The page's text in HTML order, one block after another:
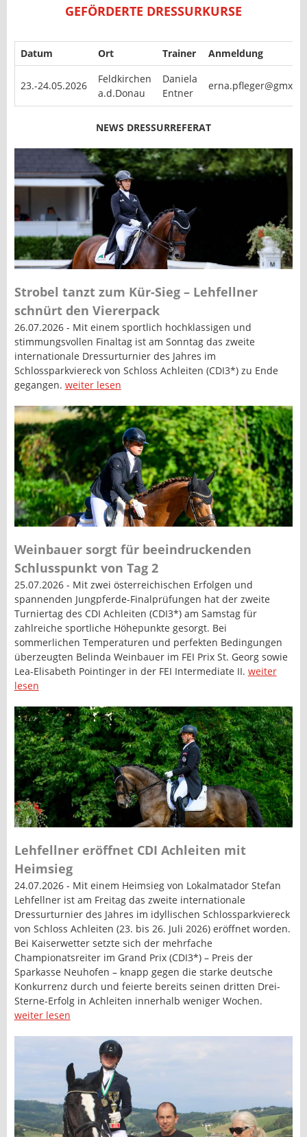
GEFÖRDERTE DRESSURKURSE
Datum Ort Trainer Anmeldung
23.-24.05.2026
Feldkirchen
a.d.Donau
Daniela
Entner
erna.pfleger@gmx.at
NEWS DRESSURREFERAT
Strobel tanzt zum Kür-Sieg – Lehfellner
schnürt den Viererpack
26.07.2026 - Mit einem sportlich hochklassigen und
stimmungsvollen Finaltag ist am Sonntag das zweite
internationale Dressurturnier des Jahres im
Schlossparkviereck von Schloss Achleiten (CDI3*) zu Ende
gegangen. weiter lesen
Weinbauer sorgt für beeindruckenden
Schlusspunkt von Tag 2
25.07.2026 - Mit zwei österreichischen Erfolgen und
spannenden Jungpferde-Finalprüfungen hat der zweite
Turniertag des CDI Achleiten (CDI3*) am Samstag für
zahlreiche sportliche Höhepunkte gesorgt. Bei
sommerlichen Temperaturen und perfekten Bedingungen
überzeugten Belinda Weinbauer im FEI Prix St. Georg sowie
Lea-Elisabeth Pointinger in der FEI Intermediate II. weiter
lesen
Lehfellner eröffnet CDI Achleiten mit
Heimsieg
24.07.2026 - Mit einem Heimsieg von Lokalmatador Stefan
Lehfellner ist am Freitag das zweite internationale
Dressurturnier des Jahres im idyllischen Schlossparkviereck
von Schloss Achleiten (23. bis 26. Juli 2026) eröffnet worden.
Bei Kaiserwetter setzte sich der mehrfache
Championatsreiter im Grand Prix (CDI3*) – Preis der
Sparkasse Neuhofen – knapp gegen die starke deutsche
Konkurrenz durch und feierte bereits seinen dritten Drei-
Sterne-Erfolg in Achleiten innerhalb weniger Wochen.
weiter lesen